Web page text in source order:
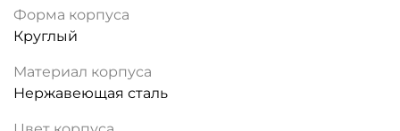
Форма корпуса
Круглый
Материал корпуса
Нержавеющая сталь